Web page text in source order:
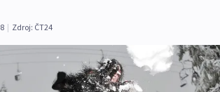
| Zdroj: ČT24